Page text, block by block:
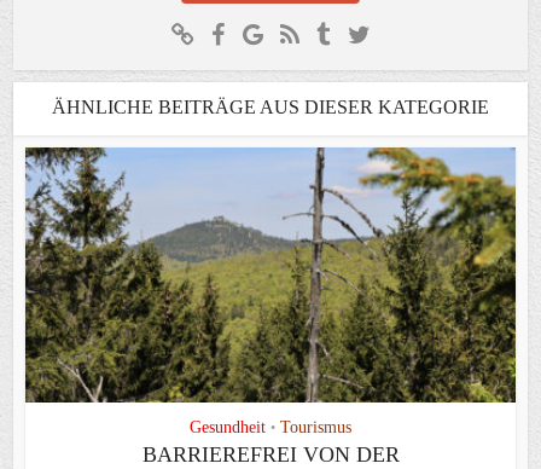
ÄHNLICHE BEITRÄGE AUS DIESER KATEGORIE
Gesundheit • Tourismus
BARRIEREFREI VON DER